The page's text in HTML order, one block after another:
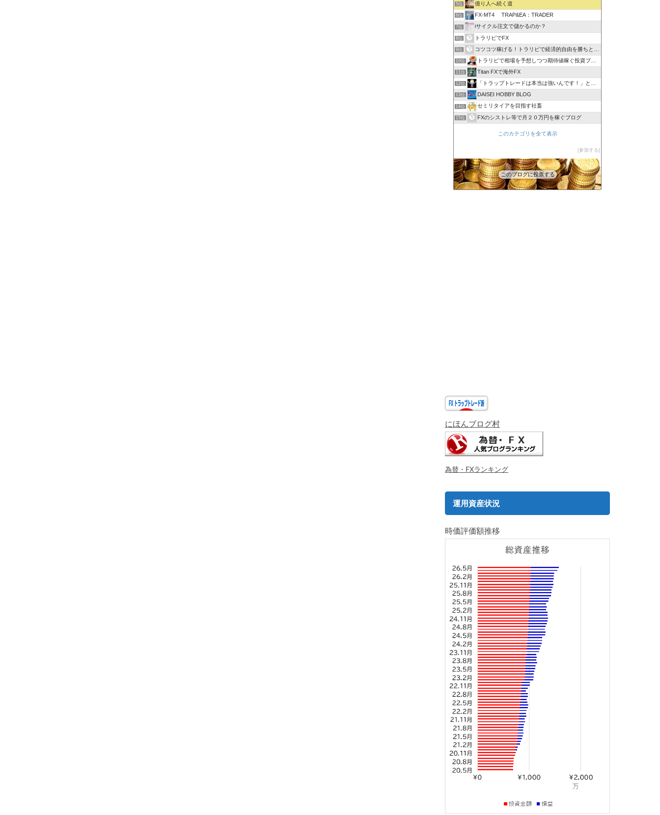
5位 億り人へ続く道
6位 FX-MT4 TRAP&EA：TRADER
7位 iサイクル注文で儲かるのか？
8位 トラリピでFX
9位 コツコツ稼げる！トラリピで経済的自由を勝ちとる方法
10位 トラリピで相場を予想しつつ期待値稼ぐ投資ブログ
11位 Titan FXで海外FX
12位 「トラップトレードは本当は強いんです！」と叫びたい。
13位 DAISEI HOBBY BLOG
14位 セミリタイアを目指す社畜
15位 FXのシストレ等で月２０万円を稼ぐブログ
このカテゴリを全て表示
参加する
このブログに投票する
にほんブログ村
為替・FXランキング
運用資産状況
時価評価額推移